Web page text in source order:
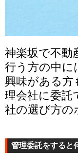
神楽坂で不動
行う方の中に
興味がある方
理会社に委託
社の選び方の
管理委託をすると